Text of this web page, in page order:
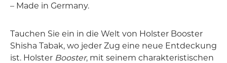
– Made in Germany.
Tauchen Sie ein in die Welt von Holster Booster
Shisha Tabak, wo jeder Zug eine neue Entdeckung
ist. Holster Booster, mit seinem charakteristischen